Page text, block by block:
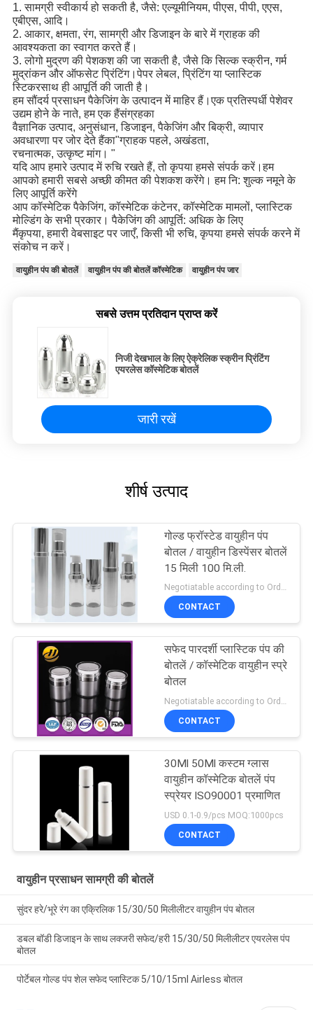
1. सामग्री स्वीकार्य हो सकती है, जैसे: एल्यूमीनियम, पीएस, पीपी, एएस,
एबीएस, आदि।
2. आकार, क्षमता, रंग, सामग्री और डिजाइन के बारे में ग्राहक की
आवश्यकता का स्वागत करते हैं।
3. लोगो मुद्रण की पेशकश की जा सकती है, जैसे कि सिल्क स्क्रीन, गर्म
मुद्रांकन और ऑफसेट प्रिंटिंग।पेपर लेबल, प्रिंटिंग या प्लास्टिक
स्टिकरसाथ ही आपूर्ति की जाती है।
हम सौंदर्य प्रसाधन पैकेजिंग के उत्पादन में माहिर हैं।एक प्रतिस्पर्धी पेशेवर
उद्यम होने के नाते, हम एक हैंसंग्रहका
वैज्ञानिक उत्पाद, अनुसंधान, डिजाइन, पैकेजिंग और बिक्री, व्यापार
अवधारणा पर जोर देते हैंका"ग्राहक पहले, अखंडता,
रचनात्मक, उत्कृष्ट मांग। "
यदि आप हमारे उत्पाद में रुचि रखते हैं, तो कृपया हमसे संपर्क करें।हम
आपको हमारी सबसे अच्छी कीमत की पेशकश करेंगे। हम नि: शुल्क नमूने के
लिए आपूर्ति करेंगे
आप कॉस्मेटिक पैकेजिंग, कॉस्मेटिक कंटेनर, कॉस्मेटिक मामलों, प्लास्टिक
मोल्डिंग के सभी प्रकार। पैकेजिंग की आपूर्ति: अधिक के लिए
मैंकृपया, हमारी वेबसाइट पर जाएँ, किसी भी रुचि, कृपया हमसे संपर्क करने में
संकोच न करें।
वायुहीन पंप की बोतलें वायुहीन पंप की बोतलें कॉस्मेटिक वायुहीन पंप जार
सबसे उत्तम प्रतिदान प्राप्त करें
निजी देखभाल के लिए ऐक्रेलिक स्क्रीन प्रिंटिंग
एयरलेस कॉस्मेटिक बोतलें
जारी रखें
शीर्ष उत्पाद
गोल्ड फ्रॉस्टेड वायुहीन पंप
बोतल / वायुहीन डिस्पेंसर बोतलें
15 मिली 100 मि.ली.
Negotiatable according to Order Quantity and printing Requirements MOQ:3000 पीसी प्रति आकार
CONTACT
सफेद पारदर्शी प्लास्टिक पंप की
बोतलें / कॉस्मेटिक वायुहीन स्प्रे
बोतल
Negotiatable according to Order Quantity and printing Requirements MOQ:5000 पीसी प्रति आकार
CONTACT
30Ml 50Ml कस्टम ग्लास
वायुहीन कॉस्मेटिक बोतलें पंप
स्प्रेयर ISO90001 प्रमाणित
USD 0.1-0.9/pcs MOQ:1000pcs
CONTACT
वायुहीन प्रसाधन सामग्री की बोतलें
सुंदर हरे/भूरे रंग का एक्रिलिक 15/30/50 मिलीलीटर वायुहीन पंप बोतल
डबल बॉडी डिजाइन के साथ लक्जरी सफेद/हरी 15/30/50 मिलीलीटर एयरलेस पंप
बोतल
पोर्टेबल गोल्ड पंप शेल सफेद प्लास्टिक 5/10/15ml Airless बोतल